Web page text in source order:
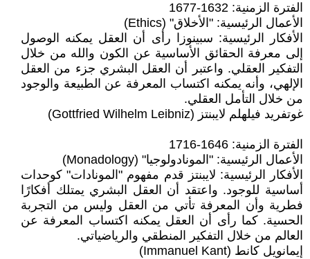
الفترة الزمنية: 1632-1677
الأعمال الرئيسية: "الأخلاق" (Ethics)
الأفكار الرئيسية: سبينوزا رأى أن العقل يمكنه الوصول
إلى معرفة الحقائق الأساسية عن الكون والله من خلال
التفكير العقلي. واعتبر أن العقل البشري جزء من العقل
الإلهي، وأنه يمكنه اكتساب المعرفة عن الطبيعة والوجود
من خلال التأمل العقلي.
غوتفريد فيلهلم لايبنتز (Gottfried Wilhelm Leibniz)
الفترة الزمنية: 1646-1716
الأعمال الرئيسية: "المونادولوجيا" (Monadology)
الأفكار الرئيسية: لايبنتز قدم مفهوم "المونادات" كوحدات
أساسية للوجود. واعتقد أن العقل البشري يمتلك أفكارًا
فطرية وأن المعرفة تأتي من العقل وليس من التجربة
الحسية. كما رأى أن العقل يمكنه اكتساب المعرفة عن
العالم من خلال التفكير المنطقي والرياضياتي.
إيمانويل كانط (Immanuel Kant)